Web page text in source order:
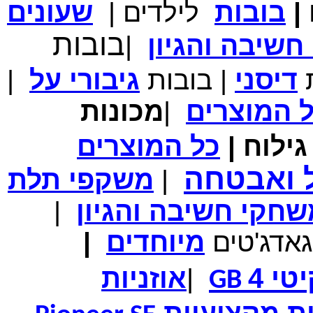
₪700.00 מחיר שוק
משלוח חינם
במבצע תיק לנשיאת מחשב נייד 10.1 אינץ' בצבע ורוד בעל
₪150.00 מחיר שוק
₪99.00 המחיר שלך
₪104.00 המחיר כולל משלוח :
נרתיק עור יוקרתי עבור אייפוד וידאו 60GB\80GB \שחור
| בובות לילדים |
שעונים
והגיון
|בובות
דיסני | בובות גיבורי על
|
המוצרים |מכונות
| כל המוצרים
ואבטחה | משקפי תלת
חשיבה והגיון
|
גאדג'טים מיוחדים |
4
GB
|אוזניות